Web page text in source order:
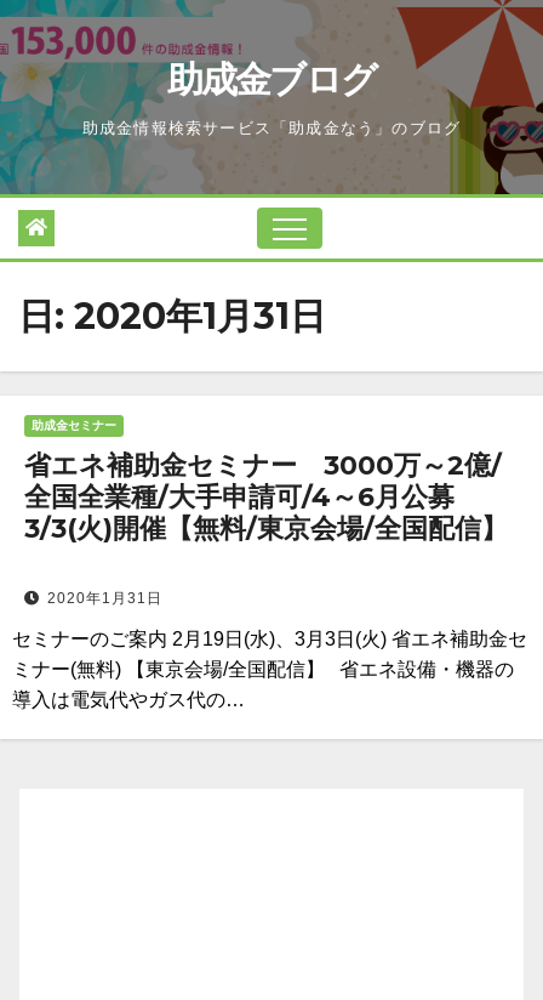
Skip
to
content
助成金ブログ
助成金情報検索サービス「助成金なう」のブログ
日: 2020年1月31日
助成金セミナー
省エネ補助金セミナー 3000万～2億/
全国全業種/大手申請可/4～6月公募
3/3(火)開催【無料/東京会場/全国配信】
2020年1月31日
セミナーのご案内 2月19日(水)、3月3日(火) 省エネ補助金セ
ミナー(無料) 【東京会場/全国配信】 省エネ設備・機器の
導入は電気代やガス代の…